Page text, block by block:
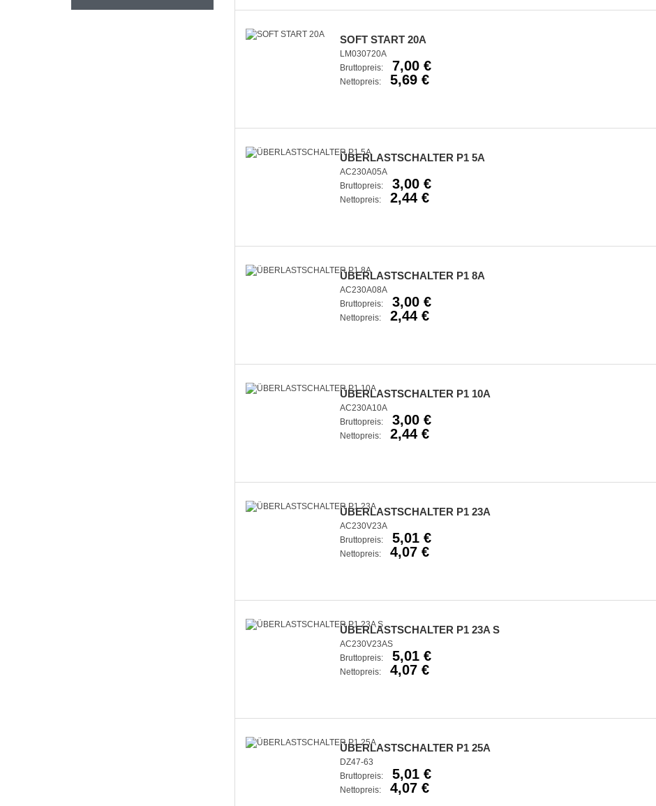
SOFT START 20A
LM030720A
Bruttopreis:
7,00 €
Nettopreis: 5,69 €
ÜBERLASTSCHALTER P1 5A
AC230A05A
Bruttopreis:
3,00 €
Nettopreis: 2,44 €
ÜBERLASTSCHALTER P1 8A
AC230A08A
Bruttopreis:
3,00 €
Nettopreis: 2,44 €
ÜBERLASTSCHALTER P1 10A
AC230A10A
Bruttopreis:
3,00 €
Nettopreis: 2,44 €
ÜBERLASTSCHALTER P1 23A
AC230V23A
Bruttopreis:
5,01 €
Nettopreis: 4,07 €
ÜBERLASTSCHALTER P1 23A S
AC230V23AS
Bruttopreis:
5,01 €
Nettopreis: 4,07 €
ÜBERLASTSCHALTER P1 25A
DZ47-63
Bruttopreis:
5,01 €
Nettopreis: 4,07 €